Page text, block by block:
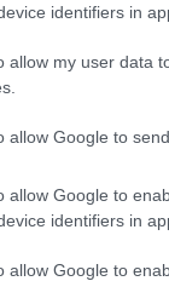
identifiers in
allow my user data
allow Google to
allow Google to
identifiers in
allow Google to